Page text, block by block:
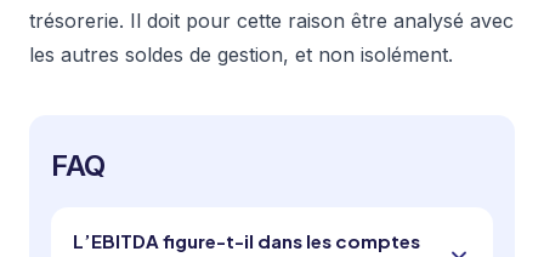
trésorerie. Il doit pour cette raison être analysé avec
les autres soldes de gestion, et non isolément.
FAQ
L’EBITDA figure-t-il dans les comptes